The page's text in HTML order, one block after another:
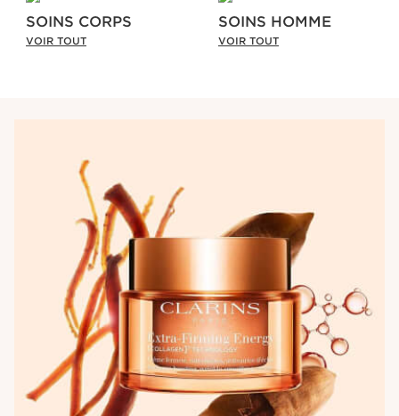
SOINS CORPS
VOIR TOUT
SOINS HOMME
VOIR TOUT